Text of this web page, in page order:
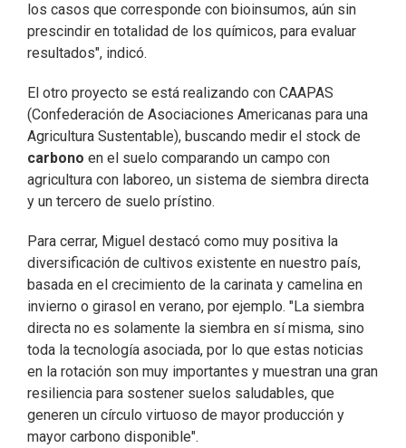
los casos que corresponde con bioinsumos, aún sin
prescindir en totalidad de los químicos, para evaluar
resultados", indicó.
El otro proyecto se está realizando con CAAPAS
(Confederación de Asociaciones Americanas para una
Agricultura Sustentable), buscando medir el stock de
carbono en el suelo comparando un campo con
agricultura con laboreo, un sistema de siembra directa
y un tercero de suelo prístino.
Para cerrar, Miguel destacó como muy positiva la
diversificación de cultivos existente en nuestro país,
basada en el crecimiento de la carinata y camelina en
invierno o girasol en verano, por ejemplo. "La siembra
directa no es solamente la siembra en sí misma, sino
toda la tecnología asociada, por lo que estas noticias
en la rotación son muy importantes y muestran una gran
resiliencia para sostener suelos saludables, que
generen un círculo virtuoso de mayor producción y
mayor carbono disponible".